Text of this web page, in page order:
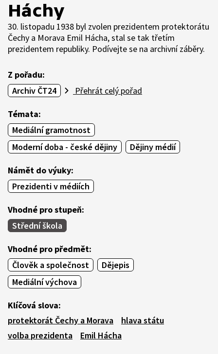
Háchy
30. listopadu 1938 byl zvolen prezidentem protektorátu
Čechy a Morava Emil Hácha, stal se tak třetím
prezidentem republiky. Podívejte se na archivní záběry.
Z pořadu:
Archiv ČT24
Přehrát celý pořad
Témata:
Mediální gramotnost
Moderní doba - české dějiny
Dějiny médií
Námět do výuky:
Prezidenti v médiích
Vhodné pro stupeň:
Střední škola
Vhodné pro předmět:
Člověk a společnost
Dějepis
Mediální výchova
Klíčová slova:
protektorát Čechy a Morava
hlava státu
volba prezidenta
Emil Hácha